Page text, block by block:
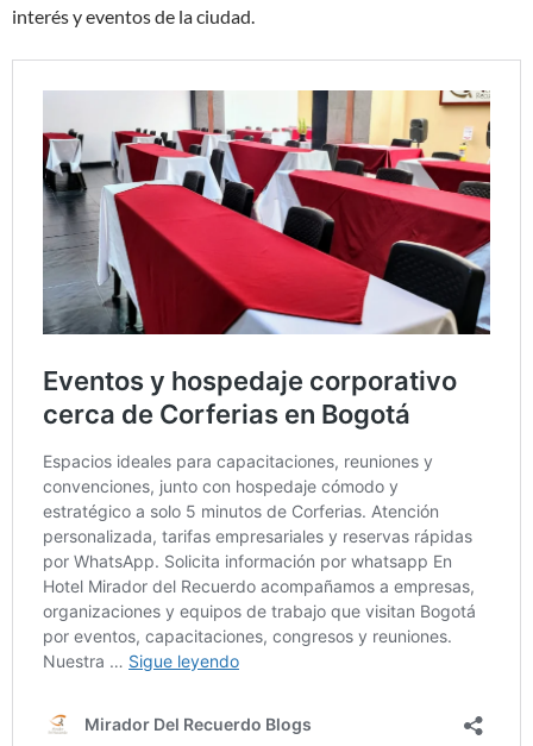
interés y eventos de la ciudad.